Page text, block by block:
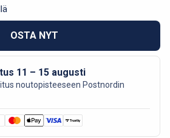
OSTA NYT
11 – 15 augusti
noutopisteeseen Postnordin